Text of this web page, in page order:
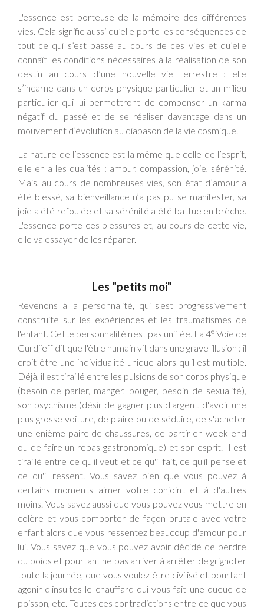
L'essence est porteuse de la mémoire des différentes
vies. Cela signifie aussi qu’elle porte les conséquences de
tout ce qui s’est passé au cours de ces vies et qu’elle
connaît les conditions nécessaires à la réalisation de son
destin au cours d’une nouvelle vie terrestre : elle
s’incarne dans un corps physique particulier et un milieu
particulier qui lui permettront de compenser un karma
négatif du passé et de se réaliser davantage dans un
mouvement d’évolution au diapason de la vie cosmique.
La nature de l’essence est la même que celle de l’esprit,
elle en a les qualités : amour, compassion, joie, sérénité.
Mais, au cours de nombreuses vies, son état d’amour a
été blessé, sa bienveillance n’a pas pu se manifester, sa
joie a été refoulée et sa sérénité a été battue en brèche.
L'essence porte ces blessures et, au cours de cette vie,
elle va essayer de les réparer.
Les "petits moi"
Revenons à la personnalité, qui s'est progressivement
construite sur les expériences et les traumatismes de
l'enfant. Cette personnalité n'est pas unifiée. La 4e Voie de
Gurdjieff dit que l'être humain vit dans une grave illusion : il
croit être une individualité unique alors qu'il est multiple.
Déjà, il est tiraillé entre les pulsions de son corps physique
(besoin de parler, manger, bouger, besoin de sexualité),
son psychisme (désir de gagner plus d'argent, d'avoir une
plus grosse voiture, de plaire ou de séduire, de s'acheter
une enième paire de chaussures, de partir en week-end
ou de faire un repas gastronomique) et son esprit. Il est
tiraillé entre ce qu'il veut et ce qu'il fait, ce qu'il pense et
ce qu'il ressent. Vous savez bien que vous pouvez à
certains moments aimer votre conjoint et à d'autres
moins. Vous savez aussi que vous pouvez vous mettre en
colère et vous comporter de façon brutale avec votre
enfant alors que vous ressentez beaucoup d'amour pour
lui. Vous savez que vous pouvez avoir décidé de perdre
du poids et pourtant ne pas arriver à arrêter de grignoter
toute la journée, que vous voulez être civilisé et pourtant
agonir d'insultes le chauffard qui vous fait une queue de
poisson, etc. Toutes ces contradictions entre ce que vous